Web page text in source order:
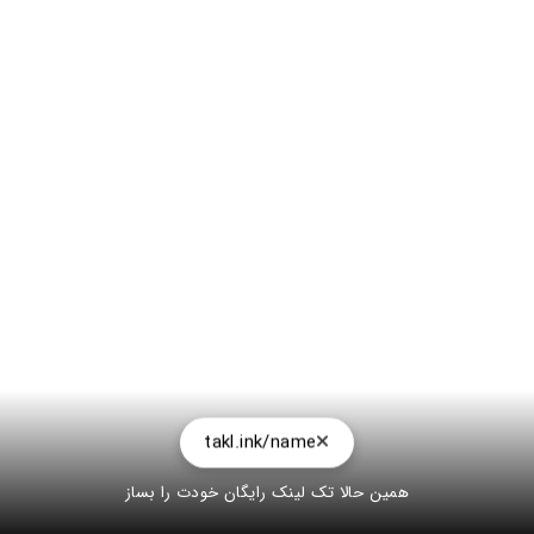
takl.ink/name
همین حالا تک لینک رایگان خودت را بساز